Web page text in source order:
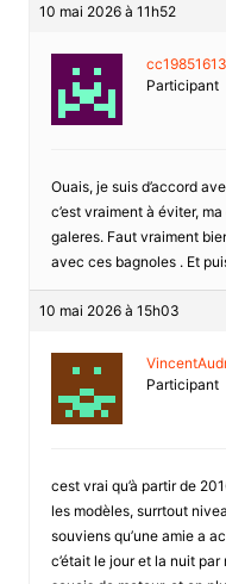
10 mai 2026 à 11h52
cc19851613
Participant
Ouais, je suis d’accord
c’est vraiment à éviter,
galeres. Faut vraiment
avec ces bagnoles . Et
10 mai 2026 à 15h03
Participant
cest vrai qu’à partir de
les modèles, surrtout
souviens qu’une amie a
c’était le jour et la nuit